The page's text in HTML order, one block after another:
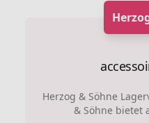
Herzog & Söhne
& Söhne bietet